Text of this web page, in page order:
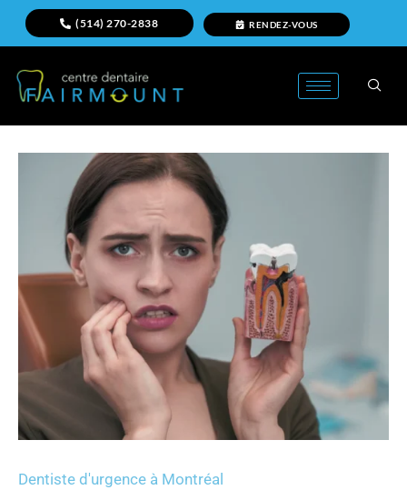
(514) 270-2838 RENDEZ-VOUS
Dentiste d'urgence à Montréal